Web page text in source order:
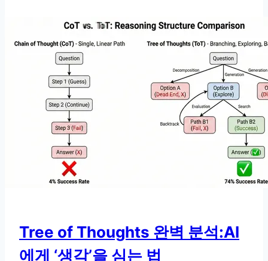
마
인
드
유
추
프
롬
팅
가
롬
프
Tree of Thoughts 완벽 분석:AI
에게 ‘생각’을 심는 법